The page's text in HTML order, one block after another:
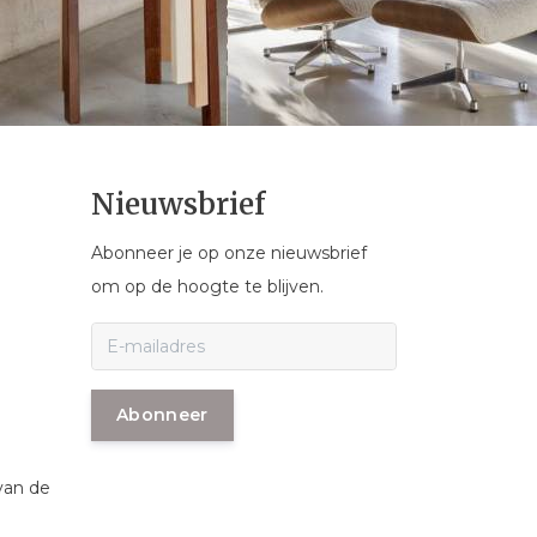
de
Nieuwsbrief
Abonneer je op onze nieuwsbrief
om op de hoogte te blijven.
Abonneer